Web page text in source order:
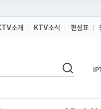
소개 KTV소식 편성표
검색